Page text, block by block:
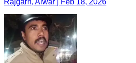
Rajgarh, Alwar | Feb 18, 2026